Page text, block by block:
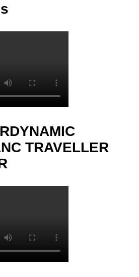
TRAVELLER